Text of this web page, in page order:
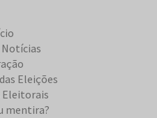
Eleições
Eleitorais
mentira?